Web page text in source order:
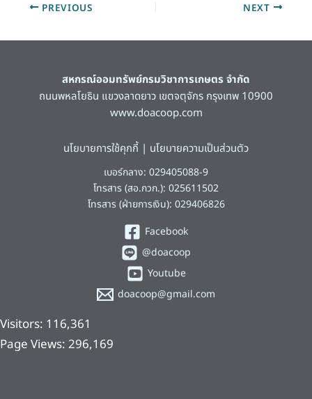
PREVIOUS NEXT
สหกรณ์ออมทรัพย์กรมวิชาการเกษตร จำกัด
ถนนพหลโยธิน แขวงลาดยาว เขตจตุจักร กรุงเทพ 10900
www.doacoop.com
นโยบายการใช้คุกกี้ | นโยบายความเป็นส่วนตัว
เบอร์กลาง: 029405088-9
โทรสาร (สอ.กวก.): 025611502
โทรสาร (ฝ่ายการเงิน): 029406826
Facebook
@doacoop
Youtube
doacoop@gmail.com
Visitors: 116,361
Page Views:296,169